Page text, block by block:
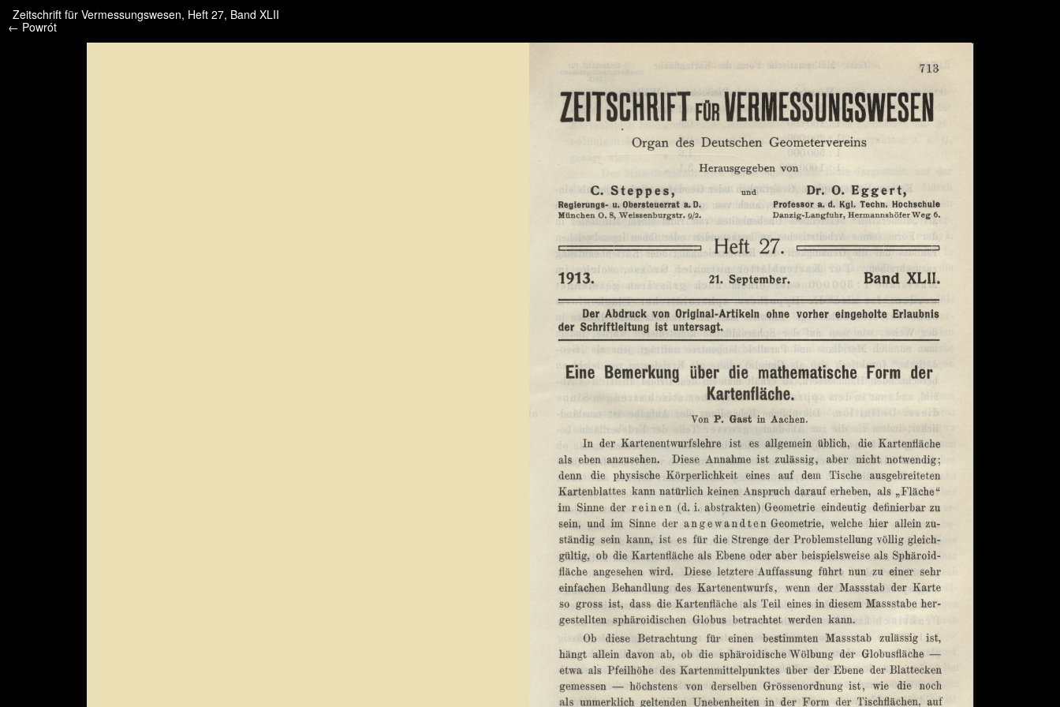
/* */ /* */ /* pliki_strona_po_stronie */
Zeitschrift für Vermessungswesen, Heft 27, Band XLII
← Powrót